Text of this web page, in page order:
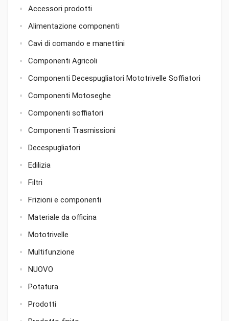
Accessori prodotti
Alimentazione componenti
Cavi di comando e manettini
Componenti Agricoli
Componenti Decespugliatori Mototrivelle Soffiatori
Componenti Motoseghe
Componenti soffiatori
Componenti Trasmissioni
Decespugliatori
Edilizia
Filtri
Frizioni e componenti
Materiale da officina
Mototrivelle
Multifunzione
NUOVO
Potatura
Prodotti